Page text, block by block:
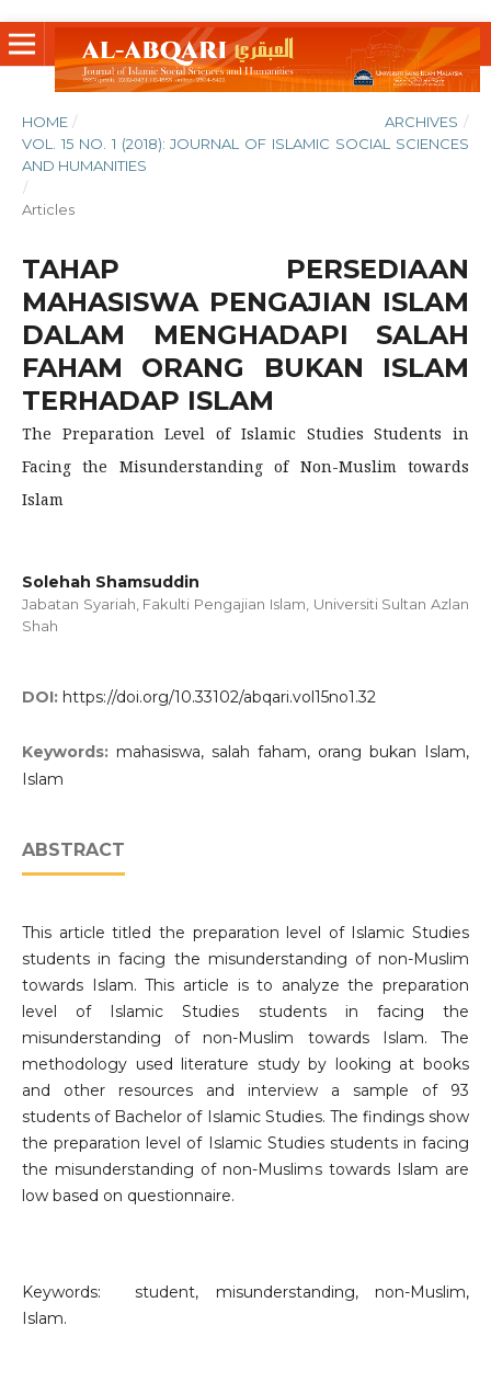
HOME / ARCHIVES /
VOL. 15 NO. 1 (2018): JOURNAL OF ISLAMIC SOCIAL SCIENCES
AND HUMANITIES
/
Articles
TAHAP PERSEDIAAN
MAHASISWA PENGAJIAN ISLAM
DALAM MENGHADAPI SALAH
FAHAM ORANG BUKAN ISLAM
TERHADAP ISLAM
The Preparation Level of Islamic Studies Students in
Facing the Misunderstanding of Non-Muslim towards
Islam
Solehah Shamsuddin
Jabatan Syariah, Fakulti Pengajian Islam, Universiti Sultan Azlan
Shah
DOI: https://doi.org/10.33102/abqari.vol15no1.32
Keywords: mahasiswa, salah faham, orang bukan Islam,
Islam
ABSTRACT
This article titled the preparation level of Islamic Studies
students in facing the misunderstanding of non-Muslim
towards Islam. This article is to analyze the preparation
level of Islamic Studies students in facing the
misunderstanding of non-Muslim towards Islam. The
methodology used literature study by looking at books
and other resources and interview a sample of 93
students of Bachelor of Islamic Studies. The findings show
the preparation level of Islamic Studies students in facing
the misunderstanding of non-Muslims towards Islam are
low based on questionnaire.
Keywords: student, misunderstanding, non-Muslim,
Islam.